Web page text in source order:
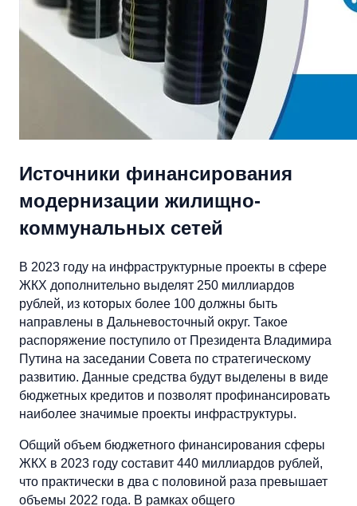
Источники финансирования
модернизации жилищно-
коммунальных сетей
В 2023 году на инфраструктурные проекты в сфере
ЖКХ дополнительно выделят 250 миллиардов
рублей, из которых более 100 должны быть
направлены в Дальневосточный округ. Такое
распоряжение поступило от Президента Владимира
Путина на заседании Совета по стратегическому
развитию. Данные средства будут выделены в виде
бюджетных кредитов и позволят профинансировать
наиболее значимые проекты инфраструктуры.
Общий объем бюджетного финансирования сферы
ЖКХ в 2023 году составит 440 миллиардов рублей,
что практически в два с половиной раза превышает
объемы 2022 года. В рамках общего